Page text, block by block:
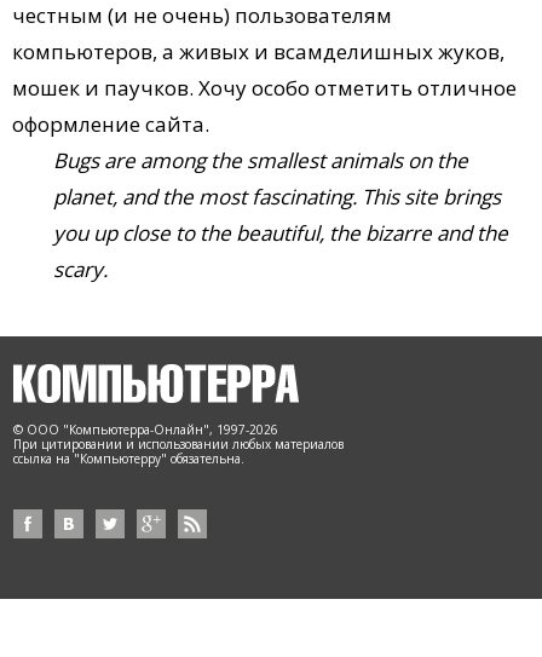
честным (и не очень) пользователям
компьютеров, а живых и всамделишных жуков,
мошек и паучков. Хочу особо отметить отличное
оформление сайта.
Bugs are among the smallest animals on the
planet, and the most fascinating. This site brings
you up close to the beautiful, the bizarre and the
scary.
© ООО "Компьютерра-Онлайн", 1997-2026
При цитировании и использовании любых материалов
ссылка на "Компьютерру" обязательна.